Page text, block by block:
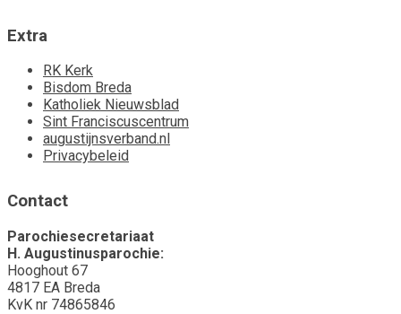
Extra
RK Kerk
Bisdom Breda
Katholiek Nieuwsblad
Sint Franciscuscentrum
augustijnsverband.nl
Privacybeleid
Contact
Parochiesecretariaat
H. Augustinusparochie:
Hooghout 67
4817 EA Breda
KvK nr 74865846